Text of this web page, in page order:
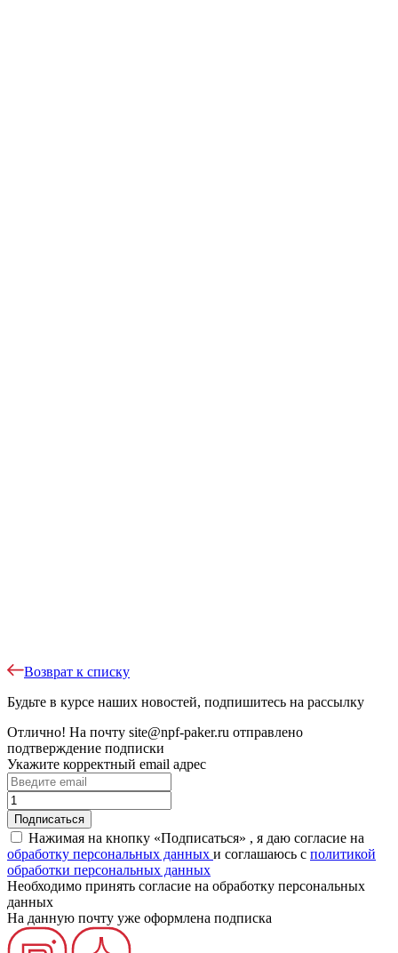
Возврат к списку
Будьте в курсе наших новостей, подпишитесь на рассылку
Отлично! На почту site@npf-paker.ru отправлено
подтверждение подписки
Укажите корректный email адрес
Нажимая на кнопку «Подписаться» , я даю согласие на
обработку персональных данных и соглашаюсь c политикой
обработки персональных данных
Необходимо принять согласие на обработку персональных
данных
На данную почту уже оформлена подписка